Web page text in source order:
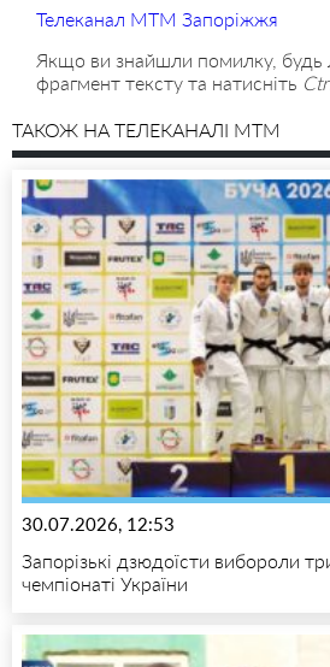
Телеканал МТМ Запоріжжя
Якщо ви знайшли помилку, будь
фрагмент тексту та натисніть
ТАКОЖ НА ТЕЛЕКАНАЛІ MTM
30.07.2026, 12:53
Запорізькі дзюдоїсти вибороли
чемпіонаті України